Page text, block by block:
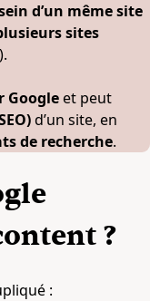
d’un même site
sites
Googleet peut
d’un site, en
de recherche.
?
: